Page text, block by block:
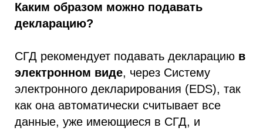
Каким образом можно подавать
декларацию?
СГД рекомендует подавать декларацию в
электронном виде, через Систему
электронного декларирования (EDS), так
как она автоматически считывает все
данные, уже имеющиеся в СГД, и